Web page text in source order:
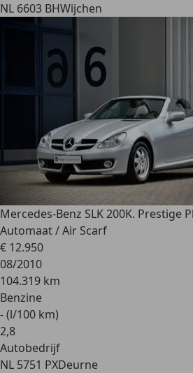
NL 6603 BHWijchen
Mercedes-Benz SLK 200K. Prestige
Automaat / Air Scarf
€ 12.950
08/2010
104.319 km
Benzine
- (l/100 km)
2,8
Autobedrijf
NL 5751 PXDeurne